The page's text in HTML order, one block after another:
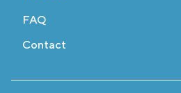
FAQ
Contact